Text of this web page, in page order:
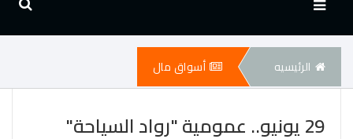
الرئيسيه أسواق مال
29 يونيو.. عمومية "رواد السياحة"